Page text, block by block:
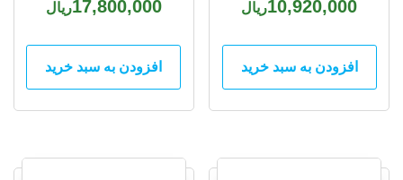
10,920,000ریال
افزودن به سبد خرید
17,800,000ریال
افزودن به سبد خرید